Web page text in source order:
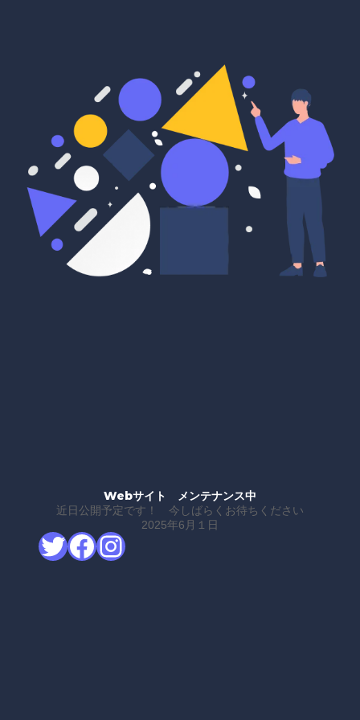
Webサイト メンテナンス中
近日公開予定です！ 今しばらくお待ちください
2025年6月１日
Twitter
Facebook
Instagram